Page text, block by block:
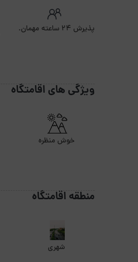
پذیرش ۲۴ ساعته مهمان.
ویژگی های اقامتگاه
خوش منظره
منطقه اقامتگاه
شهری